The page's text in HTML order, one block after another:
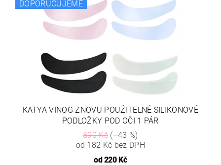
DOPORUČUJEME
KATYA VINOG ZNOVU POUŽITELNÉ SILIKONOVÉ
PODLOŽKY POD OČI 1 PÁR
390 Kč(–43 %)
od 182 Kč bez DPH
od220 Kč